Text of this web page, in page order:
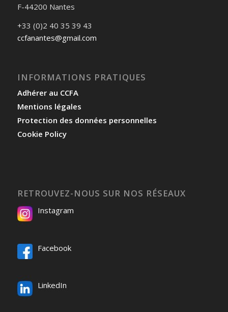
F-44200 Nantes
+33 (0)2 40 35 39 43
ccfanantes@gmail.com
INFORMATIONS PRATIQUES
Adhérer au CCFA
Mentions légales
Protection des données personnelles
Cookie Policy
RETROUVEZ-NOUS SUR NOS RÉSEAUX
Instagram
Facebook
LinkedIn